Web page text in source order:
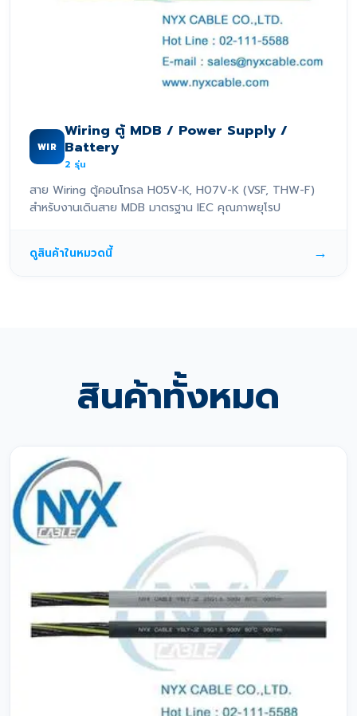
WIR
Wiring ตู้ MDB / Power Supply /
Battery
2 รุ่น
สาย Wiring ตู้คอนโทรล H05V-K, H07V-K (VSF, THW-F)
สำหรับงานเดินสาย MDB มาตรฐาน IEC คุณภาพยุโรป
ดูสินค้าในหมวดนี้ →
สินค้าทั้งหมด